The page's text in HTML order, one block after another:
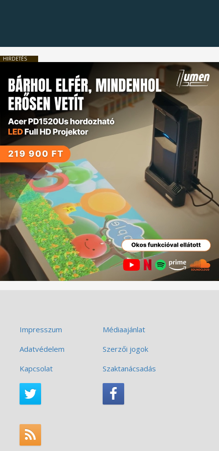
HIRDETÉS
Impresszum
Médiaajánlat
Adatvédelem
Szerzői jogok
Kapcsolat
Szaktanácsadás